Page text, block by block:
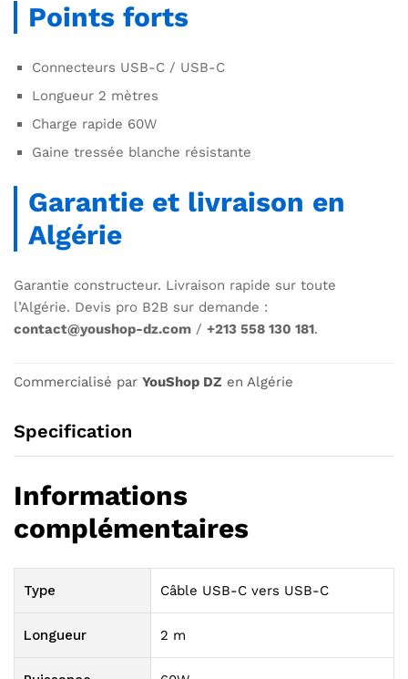
Points forts
Connecteurs USB-C / USB-C
Longueur 2 mètres
Charge rapide 60W
Gaine tressée blanche résistante
Garantie et livraison en
Algérie
Garantie constructeur. Livraison rapide sur toute
l’Algérie. Devis pro B2B sur demande :
contact@youshop-dz.com / +213 558 130 181.
Commercialisé par YouShop DZ en Algérie
Specification
Informations
complémentaires
Type Câble USB-C vers USB-C
Longueur 2 m